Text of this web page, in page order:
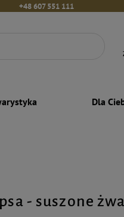
+48 607 551 111
Dla
- suszone